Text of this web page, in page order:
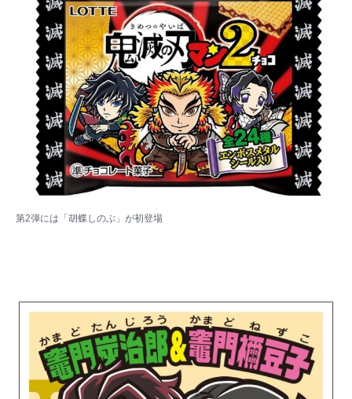
第2弾には「胡蝶しのぶ」が初登場